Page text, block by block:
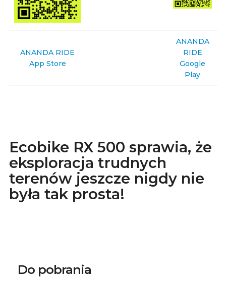
ANANDA RIDE
App Store
ANANDA
RIDE
Google
Play
Ecobike RX 500 sprawia, że
eksploracja trudnych
terenów jeszcze nigdy nie
była tak prosta!
Do pobrania